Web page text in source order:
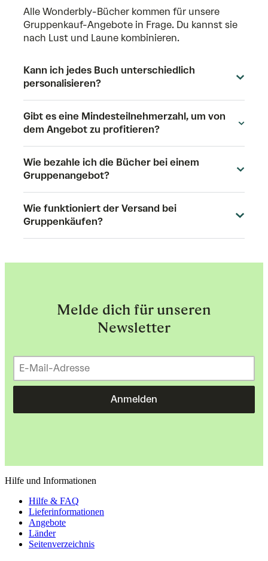
Alle Wonderbly-Bücher kommen für unsere
Gruppenkauf-Angebote in Frage. Du kannst sie
nach Lust und Laune kombinieren.
Kann ich jedes Buch unterschiedlich
personalisieren?
Gibt es eine Mindesteilnehmerzahl, um von
dem Angebot zu profitieren?
Wie bezahle ich die Bücher bei einem
Gruppenangebot?
Wie funktioniert der Versand bei
Gruppenkäufen?
Melde dich für unseren
Newsletter
Anmelden
Hilfe und Informationen
Hilfe & FAQ
Lieferinformationen
Angebote
Länder
Seitenverzeichnis